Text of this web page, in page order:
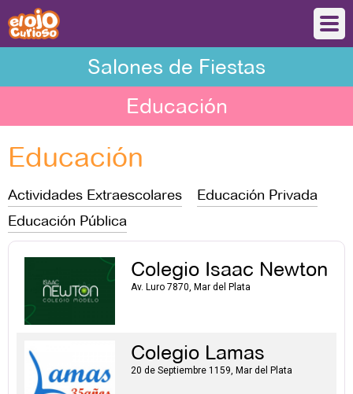
Salones de Fiestas
Educación
Educación
Actividades Extraescolares
Educación Privada
Educación Pública
Colegio Isaac Newton
Av. Luro 7870, Mar del Plata
Colegio Lamas
20 de Septiembre 1159, Mar del Plata